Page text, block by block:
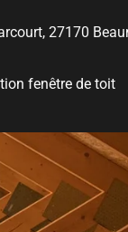
27170
fenêtre de toit